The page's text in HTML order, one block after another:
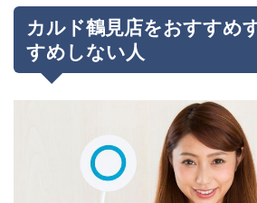
カルド鶴見店をおすすめ
すめしない人